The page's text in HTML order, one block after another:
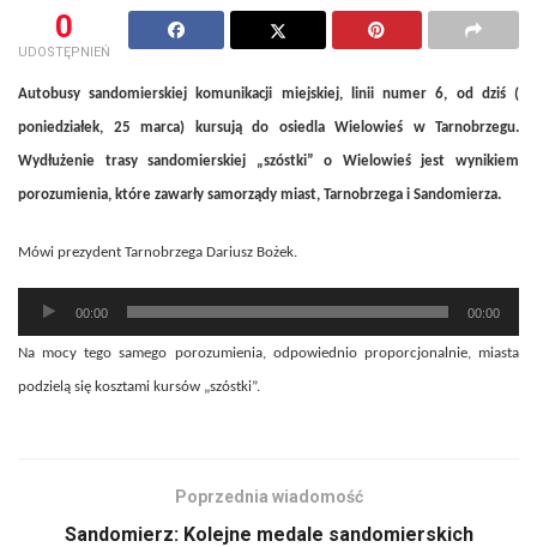
0
UDOSTĘPNIEŃ
Autobusy sandomierskiej komunikacji miejskiej, linii numer 6, od dziś (
poniedziałek, 25 marca) kursują do osiedla Wielowieś w Tarnobrzegu.
Wydłużenie trasy sandomierskiej „szóstki” o Wielowieśjest wynikiem
porozumienia, które zawarły samorządy miast, Tarnobrzega i Sandomierza.
Mówi prezydent Tarnobrzega Dariusz Bożek.
Odtwarzacz
plików
dźwiękowych
00:00 00:00
Na mocy tego samego porozumienia, odpowiednio proporcjonalnie, miasta
podzielą się kosztami kursów „szóstki”.
Poprzednia wiadomość
Sandomierz: Kolejne medale sandomierskich